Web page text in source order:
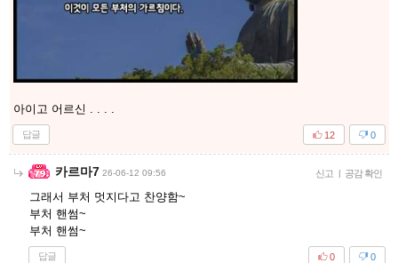
아이고 어르신 . . . .
답글 0
12
카르마7 26-06-12 09:56 신고 | 공감 확인
그래서 부처 멋지다고 찬양함~
부처 핸썸~
부처 핸썸~
답글 0
0